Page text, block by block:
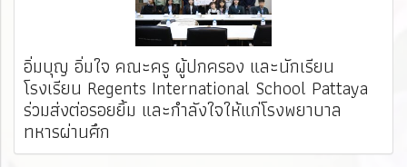
อิ่มบุญ อิ่มใจ คณะครู ผู้ปกครอง และนักเรียน
โรงเรียน Regents International School Pattaya
ร่วมส่งต่อรอยยิ้ม และกำลังใจให้แก่โรงพยาบาล
ทหารผ่านศึก